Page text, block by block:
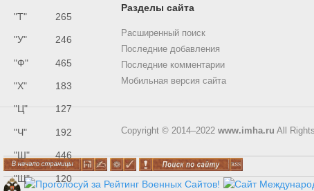
"Т" 265
"У" 246
"Ф" 465
"Х" 183
"Ц" 127
"Ч" 192
"Ш" 446
"Щ" 120
Разделы сайта
Расширенный поиск
Последние добавления
Последние комментарии
Мобильная версия сайта
Copyright © 2014–2022 www.imha.ru All